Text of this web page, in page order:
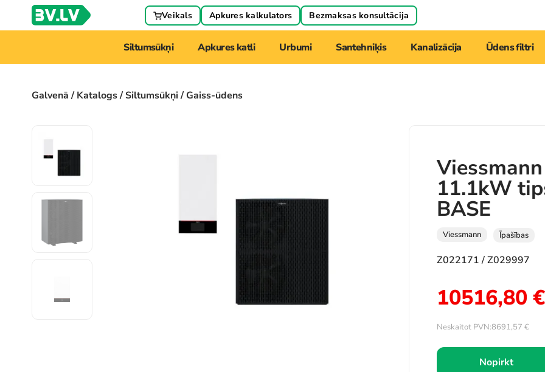
Veikals Apkures kalkulators Bezmaksas konsultācija
Siltumsūkņi Apkures katli Urbumi Santehniķis Kanalizācija Ūdens filtri
Galvenā/Katalogs/Siltumsūkņi/ Gaiss-ūdens
11.1kW
BASE
Viessmann Īpašības
Z022171 / Z029997
10516,80€
Neskaitot PVN:8691,57 €
Nopirkt